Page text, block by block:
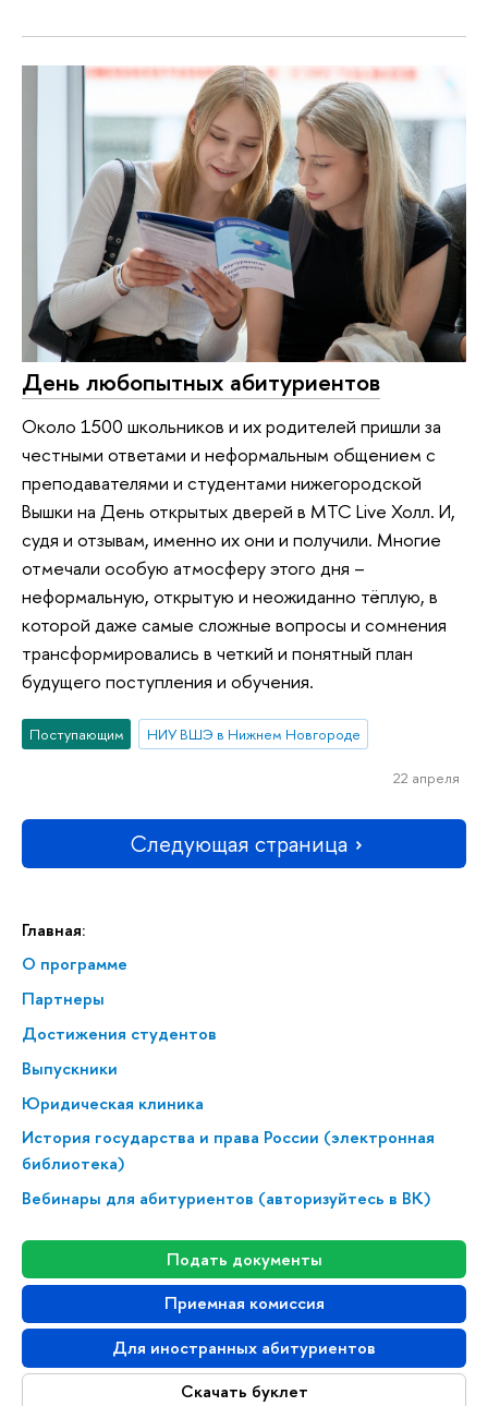
Главная:
О программе
Партнеры
Достижения студентов
Выпускники
Юридическая клиника
История государства и права России (электронная
библиотека)
Вебинары для абитуриентов (авторизуйтесь в ВК)
Подать документы
Приемная комиссия
Для иностранных абитуриентов
Скачать буклет
День любопытных абитуриентов
Около 1500 школьников и их родителей пришли за
честными ответами и неформальным общением с
преподавателями и студентами нижегородской
Вышки на День открытых дверей в МТС Live Холл. И,
судя и отзывам, именно их они и получили. Многие
отмечали особую атмосферу этого дня –
неформальную, открытую и неожиданно тёплую, в
которой даже самые сложные вопросы и сомнения
трансформировались в четкий и понятный план
будущего поступления и обучения.
Поступающим НИУ ВШЭ в Нижнем Новгороде
22 апреля
Следующая страница